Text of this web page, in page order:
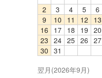
2
3 4 5 6
9
10 11 12 13
16
17 18 19 20
23 24 25 26 27
30 31
翌月(2026年9月)